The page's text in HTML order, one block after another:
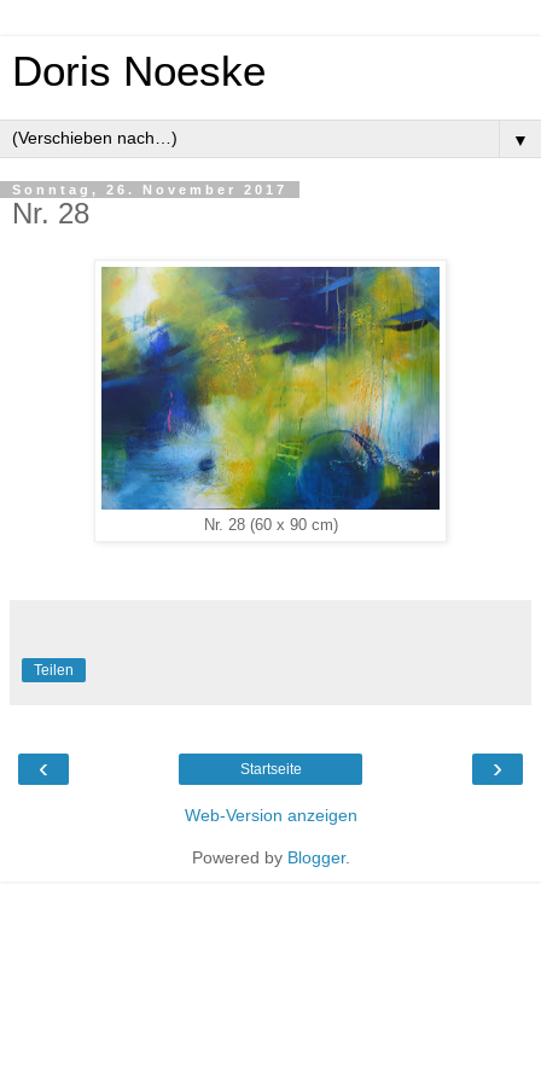
Doris Noeske
▼
Sonntag, 26. November 2017
Nr. 28
Nr. 28 (60 x 90 cm)
Teilen
‹ ›
Startseite
Web-Version anzeigen
Powered by Blogger.